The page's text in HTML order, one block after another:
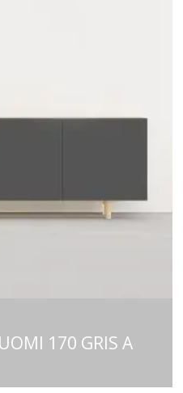
170 GRIS A